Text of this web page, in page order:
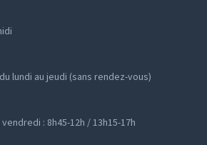
lundi au jeudi (sans rendez-vous)
: 8h45-12h / 13h15-17h